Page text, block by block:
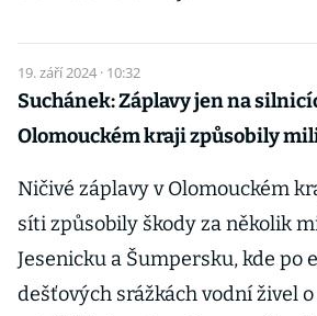
19. září 2024 · 10:32
Suchánek: Záplavy jen na
Olomouckém kraji způsobily
Ničivé záplavy v Olomouckém
síti způsobily škody za několik
Jesenicku a Šumpersku, kde po
dešťových srážkách vodní živel